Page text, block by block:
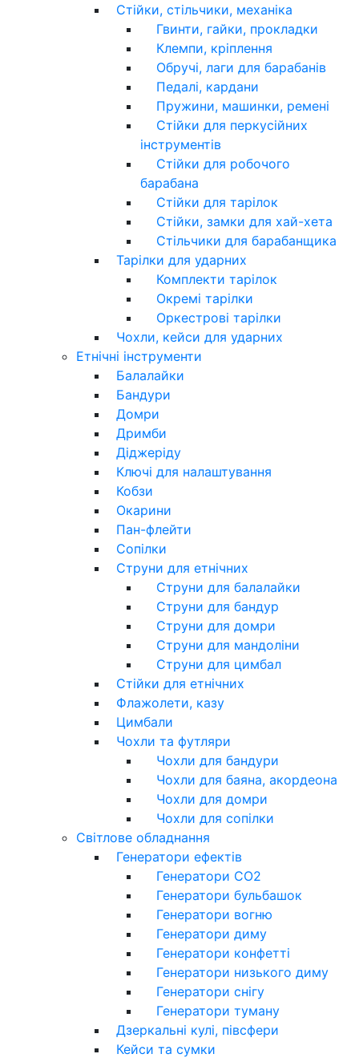
Стійки, стільчики, механіка
Гвинти, гайки, прокладки
Клемпи, кріплення
Обручі, лаги для барабанів
Педалі, кардани
Пружини, машинки, ремені
Стійки для перкусійних
інструментів
Стійки для робочого
барабана
Стійки для тарілок
Стійки, замки для хай-хета
Стільчики для барабанщика
Тарілки для ударних
Комплекти тарілок
Окремі тарілки
Оркестрові тарілки
Чохли, кейси для ударних
Етнічні інструменти
Балалайки
Бандури
Домри
Дримби
Діджеріду
Ключі для налаштування
Кобзи
Окарини
Пан-флейти
Сопілки
Струни для етнічних
Струни для балалайки
Струни для бандур
Струни для домри
Струни для мандоліни
Струни для цимбал
Стійки для етнічних
Флажолети, казу
Цимбали
Чохли та футляри
Чохли для бандури
Чохли для баяна, акордеона
Чохли для домри
Чохли для сопілки
Світлове обладнання
Генератори ефектів
Генератори CO2
Генератори бульбашок
Генератори вогню
Генератори диму
Генератори конфетті
Генератори низького диму
Генератори снігу
Генератори туману
Дзеркальні кулі, півсфери
Кейси та сумки